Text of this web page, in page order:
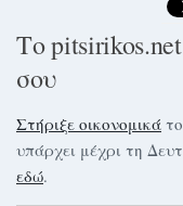
Το
σου
Στήριξε οικονομικά
υπάρχει μέχρι τη
εδώ.